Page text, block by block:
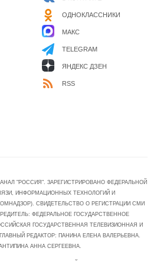
ОДНОКЛАССНИКИ
МАКС
TELEGRAM
ЯНДЕКС ДЗЕН
RSS
"РОССИЯ". ЗАРЕГИСТРИРОВАНО ФЕДЕРАЛЬНОЙ
ИНФОРМАЦИОННЫХ ТЕХНОЛОГИЙ И
СВИДЕТЕЛЬСТВО О РЕГИСТРАЦИИ СМИ
ФЕДЕРАЛЬНОЕ ГОСУДАРСТВЕННОЕ
ГОСУДАРСТВЕННАЯ ТЕЛЕВИЗИОННАЯ И
РЕДАКТОР: ПАНИНА ЕЛЕНА ВАЛЕРЬЕВНА.
АНТИПИНА АННА СЕРГЕЕВНА.